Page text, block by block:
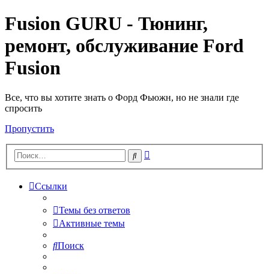
Fusion GURU - Тюнинг,
ремонт, обслуживание Ford
Fusion
Все, что вы хотите знать о Форд Фьюжн, но не знали где
спросить
Пропустить
Поиск
Ссылки
Темы без ответов
Активные темы
Поиск